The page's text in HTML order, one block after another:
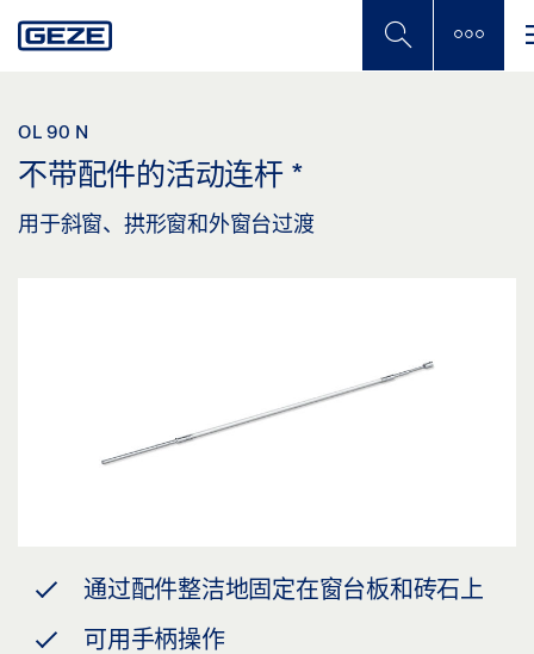
to
OL 90 N
不带配件的活动连杆 *
用于斜窗、拱形窗和外窗台过渡
通过配件整洁地固定在窗台板和砖石上
可用手柄操作